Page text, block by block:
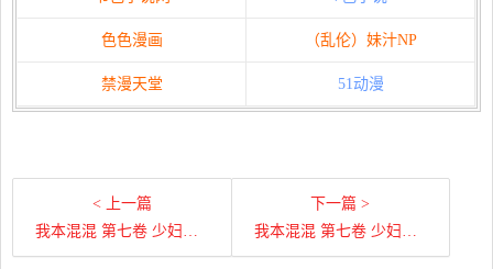
色色漫画 （乱伦）妹汁NP
禁漫天堂 51动漫
< 上一篇
我本混混 第七卷 少妇！少妇！我欲成魔 第一百四十六章 少妇的尸体
下一篇 >
我本混混 第七卷 少妇！少妇！我欲成魔 第一百五十二章 诡异的西装男